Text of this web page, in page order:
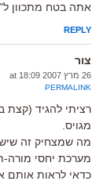
אתה בטח מתכוון
REPLY
צור
26 מרץ 2007 at 18:09
PERMALINK
רציתי להגיד (קצת
מגויס.
מה שמצחיק זה
מערכת יחסי
כדאי לראות אותם